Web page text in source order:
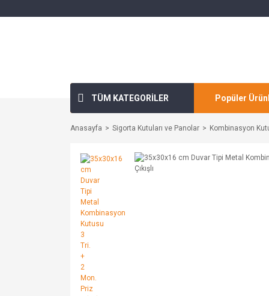
TÜM KATEGORİLER Popüler
Anasayfa Sigorta Kutuları ve Panolar Kombinasyon